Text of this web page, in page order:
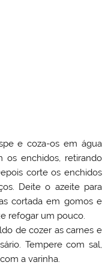
e coza-os em água
os enchidos, retirando
corte os enchidos
Deite o azeite para
cortada em gomos e
refogar um pouco.
de cozer as carnes e
Tempere com sal,
a varinha.